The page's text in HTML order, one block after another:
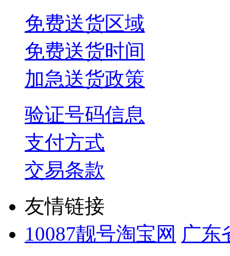
免费送货区域
免费送货时间
加急送货政策
验证号码信息
支付方式
交易条款
友情链接
10087靓号淘宝网 广东